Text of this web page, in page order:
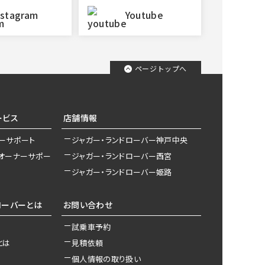
Youtube
ページトップへ
ビス
サポート
ーナーサポー
店舗情報
ジャガー・ランドローバー神戸中央
ジャガー・ランドローバー西宮
ジャガー・ランドローバー姫路
ーバーとは
は
お問い合わせ
試乗車予約
見積依頼
個人情報の取り扱い